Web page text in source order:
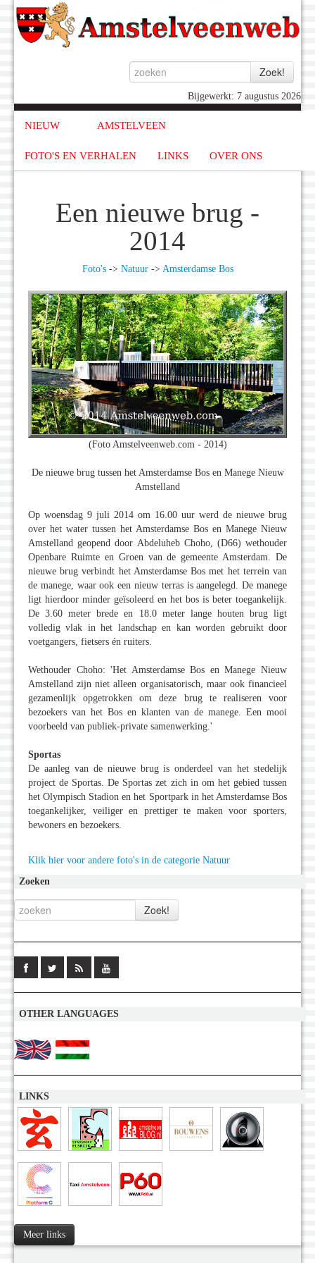
Bijgewerkt: 7 augustus 2026
NIEUW AMSTELVEEN
FOTO'S EN VERHALEN LINKS OVER ONS
Een nieuwe brug -
2014
Foto's-> Natuur-> Amsterdamse Bos
(Foto Amstelveenweb.com - 2014)
De nieuwe brug tussen het Amsterdamse Bos en Manege Nieuw
Amstelland
Op woensdag 9 juli 2014 om 16.00 uur werd de nieuwe brug
over het water tussen het Amsterdamse Bos en Manege Nieuw
Amstelland geopend door Abdeluheb Choho, (D66) wethouder
Openbare Ruimte en Groen van de gemeente Amsterdam. De
nieuwe brug verbindt het Amsterdamse Bos met het terrein van
de manege, waar ook een nieuw terras is aangelegd. De manege
ligt hierdoor minder geïsoleerd en het bos is beter toegankelijk.
De 3.60 meter brede en 18.0 meter lange houten brug ligt
volledig vlak in het landschap en kan worden gebruikt door
voetgangers, fietsers én ruiters.
Wethouder Choho: 'Het Amsterdamse Bos en Manege Nieuw
Amstelland zijn niet alleen organisatorisch, maar ook financieel
gezamenlijk opgetrokken om deze brug te realiseren voor
bezoekers van het Bos en klanten van de manege. Een mooi
voorbeeld van publiek-private samenwerking.'
Sportas
De aanleg van de nieuwe brug is onderdeel van het stedelijk
project de Sportas. De Sportas zet zich in om het gebied tussen
het Olympisch Stadion en het Sportpark in het Amsterdamse Bos
toegankelijker, veiliger en prettiger te maken voor sporters,
bewoners en bezoekers.
Klik hier voor andere foto's in de categorie Natuur
Zoeken
OTHER LANGUAGES
LINKS
Meer links